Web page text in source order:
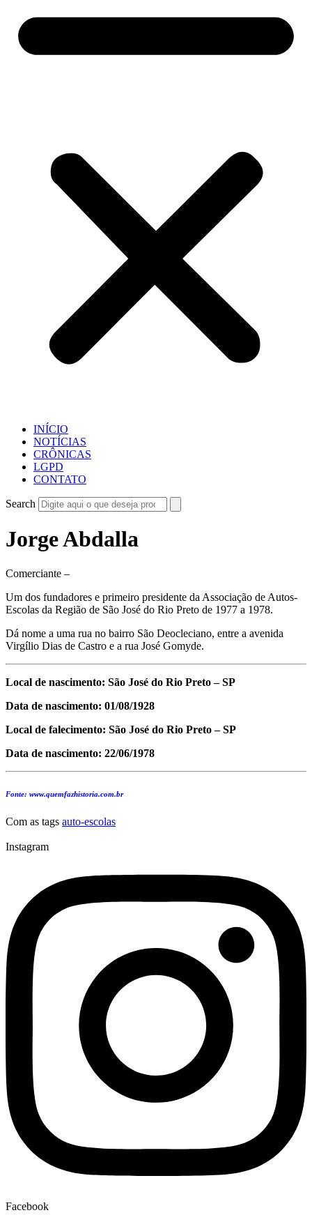
INÍCIO
NOTÍCIAS
CRÔNICAS
LGPD
CONTATO
Search
Jorge Abdalla
Comerciante –
Um dos fundadores e primeiro presidente da Associação de Autos-
Escolas da Região de São José do Rio Preto de 1977 a 1978.
Dá nome a uma rua no bairro São Deocleciano, entre a avenida
Virgílio Dias de Castro e a rua José Gomyde.
Local de nascimento: São José do Rio Preto – SP
Data de nascimento: 01/08/1928
Local de falecimento: São José do Rio Preto – SP
Data de nascimento: 22/06/1978
Fonte: www.quemfazhistoria.com.br
Com as tags auto-escolas
Instagram
Facebook